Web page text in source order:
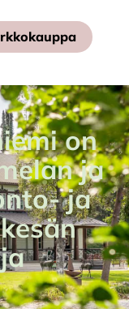
on
ja
ja